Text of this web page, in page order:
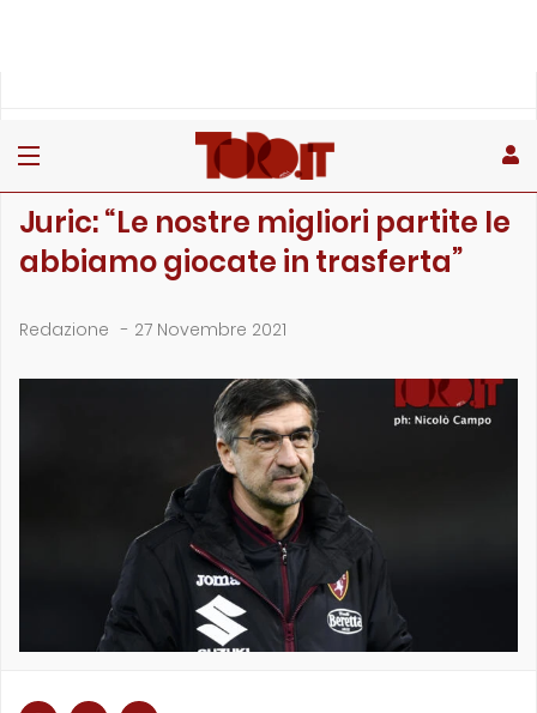
Juric: “Le nostre migliori partite le
abbiamo giocate in trasferta”
Redazione - 27 Novembre 2021